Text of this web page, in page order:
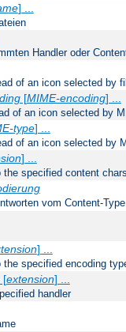
] ...
Handler oder
of an icon selected by
[MIME-encoding] ...
of an icon selected by
type] ...
of an icon selected by
] ...
specified content
vom Content-Type
] ...
specified encoding
[extension] ...
handler